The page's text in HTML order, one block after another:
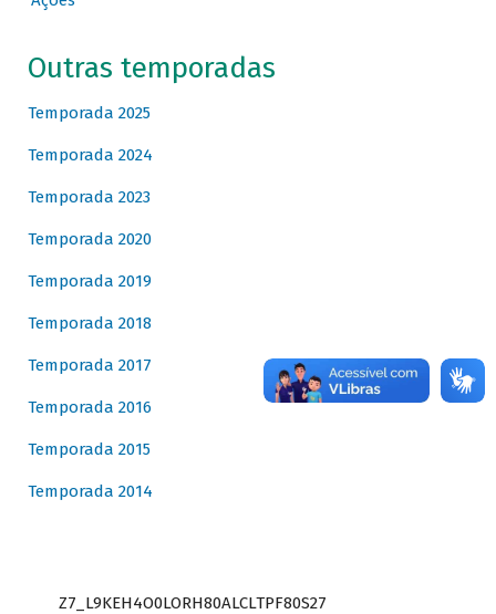
Outras temporadas
Temporada 2025
Temporada 2024
Temporada 2023
Temporada 2020
Temporada 2019
Temporada 2018
Temporada 2017
Temporada 2016
Temporada 2015
Temporada 2014
Z7_L9KEH4O0LORH80ALCLTPF80S27